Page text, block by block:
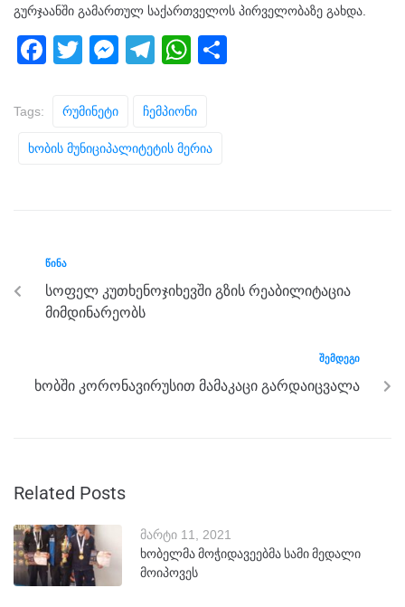
გურჯაანში გამართულ საქართველოს პირველობაზე გახდა.
F
e
k
T
tt
er
M
ss
n
T
e
gr
a
W
at
s
Tags: Რუმინეტი Ჩემპიონი
Ხობის Მუნიციპალიტეტის Მერია
ᲬᲘᲜᲐ
სოფელ კუთხენოჯიხევში გზის რეაბილიტაცია
მიმდინარეობს
ᲨᲔᲛᲓᲔᲒᲘ
ხობში კორონავირუსით მამაკაცი გარდაიცვალა
Related Posts
მარტი 11, 2021
ხობელმა მოჭიდავეებმა სამი მედალი
მოიპოვეს